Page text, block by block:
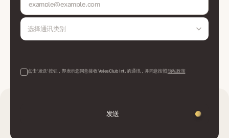
选择通讯类别
点击 '发送' 按钮，即表示您同意接收 VelesClub Int. 的通讯，并同意按照隐私政策
发送